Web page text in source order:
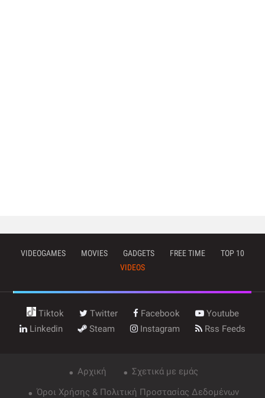
VIDEOGAMES MOVIES GADGETS FREE TIME
TOP 10
VIDEOS
Tiktok Twitter Facebook
Youtube
Linkedin
Steam Instagram Rss Feeds
Αρχική
Σχετικά με εμάς
Όροι Χρήσης & Πολιτική Προστασίας Δεδομένων